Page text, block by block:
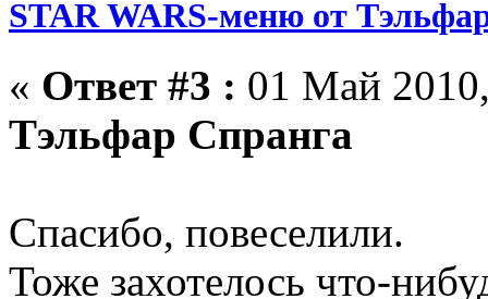
STAR WARS-меню от
« Ответ #3 : 01 Май
Тэльфар Спранга
Спасибо, повеселили.
Тоже захотелось что-